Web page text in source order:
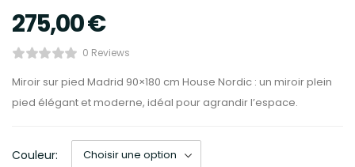
275,00€
0 Reviews
Miroir sur pied Madrid 90×180 cm House Nordic : un miroir plein
pied élégant et moderne, idéal pour agrandir l’espace.
Couleur: